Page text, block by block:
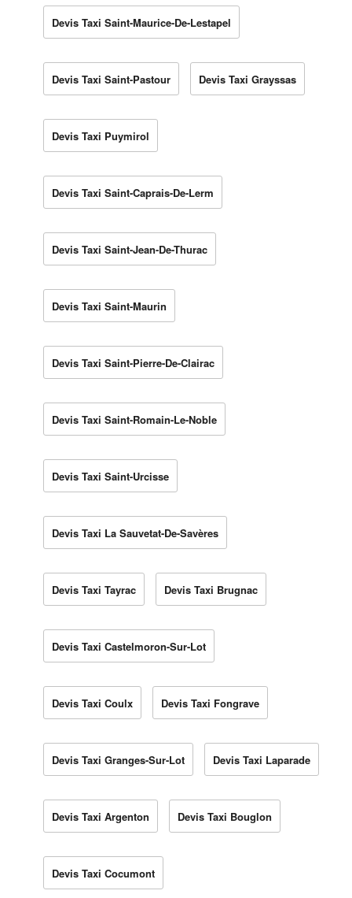
Devis Taxi Saint-Maurice-De-Lestapel
Devis Taxi Saint-Pastour Devis Taxi Grayssas
Devis Taxi Puymirol
Devis Taxi Saint-Caprais-De-Lerm
Devis Taxi Saint-Jean-De-Thurac
Devis Taxi Saint-Maurin
Devis Taxi Saint-Pierre-De-Clairac
Devis Taxi Saint-Romain-Le-Noble
Devis Taxi Saint-Urcisse
Devis Taxi La Sauvetat-De-Savères
Devis Taxi Tayrac Devis Taxi Brugnac
Devis Taxi Castelmoron-Sur-Lot
Devis Taxi Coulx Devis Taxi Fongrave
Devis Taxi Granges-Sur-Lot Devis Taxi Laparade
Devis Taxi Argenton Devis Taxi Bouglon
Devis Taxi Cocumont